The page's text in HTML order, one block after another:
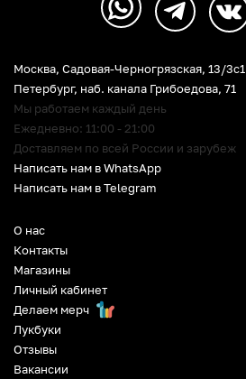
О нас
Контакты
Магазины
Личный кабинет
Делаем мерч
Лукбуки
Отзывы
Вакансии
Москва, Садовая-Черногрязская, 13/3c1
Петербург, наб. канала Грибоедова, 71
Мы работаем каждый день
Ежедневно: 11:00 - 21:00
Доставляем по всей России и зарубеж
Написать нам в WhatsApp
Написать нам в Telegram